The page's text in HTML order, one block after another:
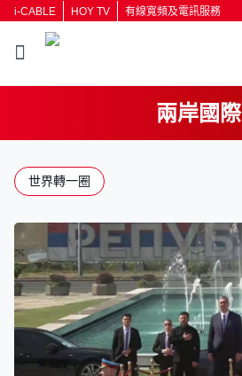
i-CABLE HOY TV 有線寬頻及電訊服務
兩岸國際
世界轉一圈